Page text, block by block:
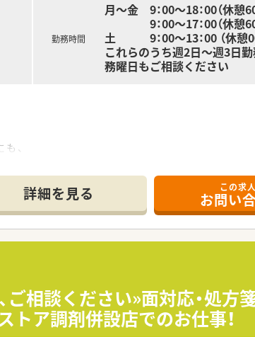
勤務時間
月～金 9：00～18：00（休憩
9：00～17：00（休憩60
土 9：00～13：00 （休憩
これらのうち週2日～週3日
務曜日もご相談ください
、
アップに
康づくりに貢献しています。
組んでいます。
たい方
ップしたい方
詳細を見る この求
お問い
、ご相談ください»面対応・
ア調剤併設店でのお仕事！